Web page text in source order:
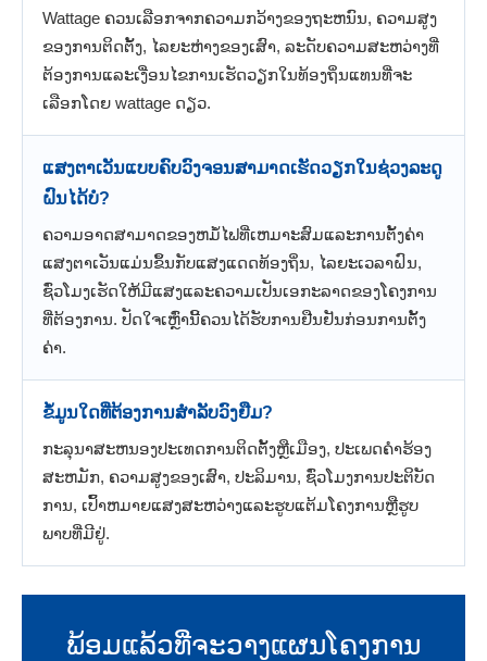
Wattage ຄວນເລືອກຈາກຄວາມກວ້າງຂອງຖະຫນົນ, ຄວາມສູງ
ຂອງການຕິດຕັ້ງ, ໄລຍະຫ່າງຂອງເສົາ, ລະດັບຄວາມສະຫວ່າງທີ່
ຕ້ອງການແລະເງື່ອນໄຂການເຮັດວຽກໃນທ້ອງຖິ່ນແທນທີ່ຈະ
ເລືອກໂດຍ wattage ດຽວ.
ແສງຕາເວັນແບບຄົບວົງຈອນສາມາດເຮັດວຽກໃນຊ່ວງລະດູ
ຝົນໄດ້ບໍ?
ຄວາມອາດສາມາດຂອງຫມໍ້ໄຟທີ່ເຫມາະສົມແລະການຕັ້ງຄ່າ
ແສງຕາເວັນແມ່ນຂຶ້ນກັບແສງແດດທ້ອງຖິ່ນ, ໄລຍະເວລາຝົນ,
ຊົ່ວໂມງເຮັດໃຫ້ມີແສງແລະຄວາມເປັນເອກະລາດຂອງໂຄງການ
ທີ່ຕ້ອງການ. ປັດໃຈເຫຼົ່ານີ້ຄວນໄດ້ຮັບການຢືນຢັນກ່ອນການຕັ້ງ
ຄ່າ.
ຂໍ້ມູນໃດທີ່ຕ້ອງການສໍາລັບວົງຢືມ?
ກະ​ລຸ​ນາ​ສະ​ຫນອງ​ປະ​ເທດ​ການ​ຕິດ​ຕັ້ງ​ຫຼື​ເມືອງ​, ປະ​ເພດ​ຄໍາ​ຮ້ອງ​
ສະ​ຫມັກ​, ຄວາມ​ສູງ​ຂອງ​ເສົາ​, ປະ​ລິ​ມານ​, ຊົ່ວ​ໂມງ​ການ​ປະ​ຕິ​ບັດ​
ການ​, ເປົ້າ​ຫມາຍ​ແສງ​ສະ​ຫວ່າງ​ແລະ​ຮູບ​ແຕ້ມ​ໂຄງ​ການ​ຫຼື​ຮູບ​
ພາບ​ທີ່​ມີ​ຢູ່​.
ພ້ອມແລ້ວທີ່ຈະວາງແຜນໂຄງການ